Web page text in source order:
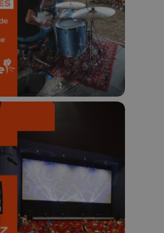
valable jusqu'au 9 août,
23h59.
CUT x
Grignoux ✨
permanent - 2 places à